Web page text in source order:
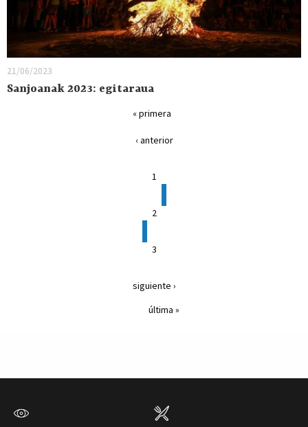
21/06/2023
Sanjoanak 2023: egitaraua
« primera
‹ anterior
1
2
3
siguiente ›
última »